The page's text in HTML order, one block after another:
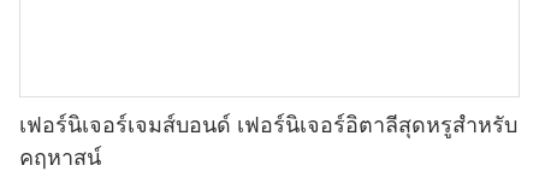
เฟอร์นิเจอร์เจมส์บอนด์ เฟอร์นิเจอร์อิตาลีสุดหรูสำหรับ
คฤหาสน์